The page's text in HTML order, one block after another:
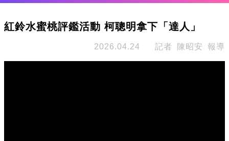
紅鈴水蜜桃評鑑活動 柯聰明拿下「達人」
2026.04.24 記者 陳昭安 報導